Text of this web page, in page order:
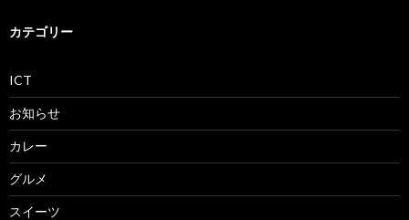
カテゴリー
ICT
お知らせ
カレー
グルメ
スイーツ